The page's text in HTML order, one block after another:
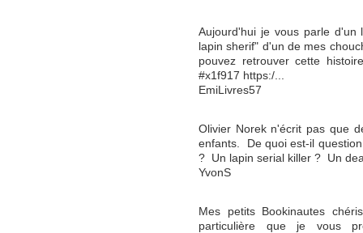
Aujourd'hui je vous parle
lapin sherif" d'un de mes
pouvez retrouver cette
#x1f917 https:/...
EmiLivres57
Olivier Norek n'écrit pas que
enfants. De quoi est-il
? Un lapin serial killer ? Un
YvonS
Mes petits Bookinautes
particulière que je vous